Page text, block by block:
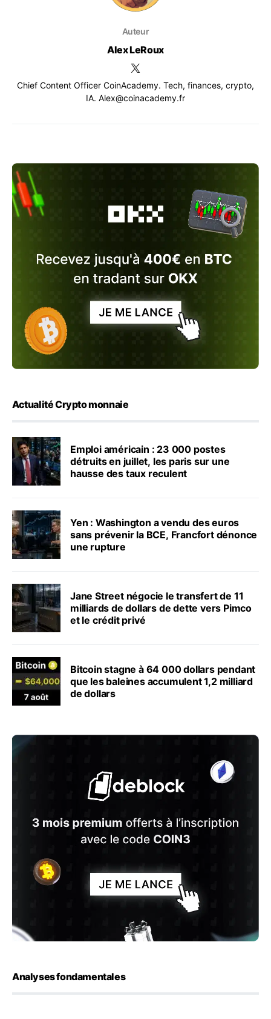
Auteur
Alex LeRoux
Chief Content Officer CoinAcademy. Tech, finances, crypto,
IA. Alex@coinacademy.fr
Actualité Crypto monnaie
Emploi américain : 23 000 postes
détruits en juillet, les paris sur une
hausse des taux reculent
Yen : Washington a vendu des euros
sans prévenir la BCE, Francfort dénonce
une rupture
Jane Street négocie le transfert de 11
milliards de dollars de dette vers Pimco
et le crédit privé
Bitcoin stagne à 64 000 dollars pendant
que les baleines accumulent 1,2 milliard
de dollars
Analyses fondamentales